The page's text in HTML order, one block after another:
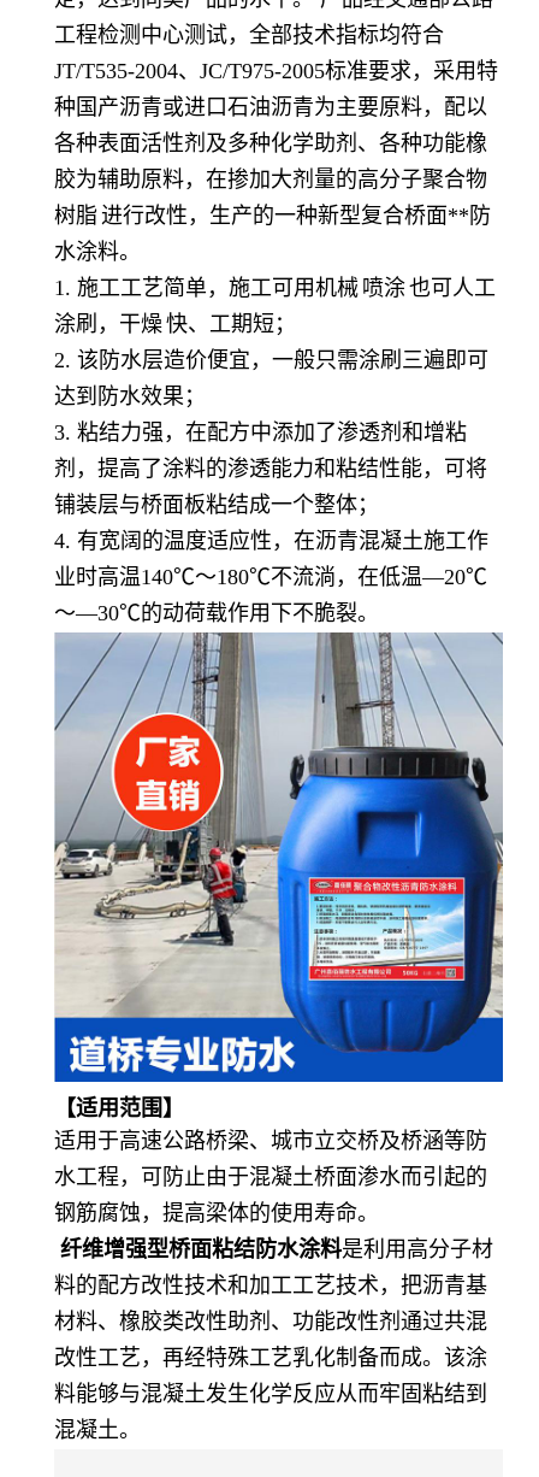
工程检测中心测试，全部技术指标均符合
JT/T535-2004、JC/T975-2005标准要求，采用特
种国产沥青或进口石油沥青为主要原料，配以
各种表面活性剂及多种化学助剂、各种功能橡
胶为辅助原料，在掺加大剂量的高分子聚合物
树脂进行改性，生产的一种新型复合桥面**防
水涂料。
1. 施工工艺简单，施工可用机械 喷涂也可人工
涂刷， 干燥快、工期短；
2. 该防水层造价便宜，一般只需涂刷三遍即可
达到防水效果；
3. 粘结力强，在配方中添加了渗透剂和增粘
剂，提高了涂料的渗透能力和粘结性能，可将
铺装层与桥面板粘结成一个整体；
4. 有宽阔的温度适应性，在沥青混凝土施工作
业时高温140℃～180℃不流淌，在低温—20℃
～—30℃的动荷载作用下不脆裂。
【适用范围】
适用于高速公路桥梁、城市立交桥及桥涵等防
水工程，可防止由于混凝土桥面渗水而引起的
钢筋腐蚀，提高梁体的使用寿命。
纤维增强型桥面粘结防水涂料是利用高分子材
料的配方改性技术和加工工艺技术，把沥青基
材料、橡胶类改性助剂、功能改性剂通过共混
改性工艺，再经特殊工艺乳化制备而成。该涂
料能够与混凝土发生化学反应从而牢固粘结到
混凝土。